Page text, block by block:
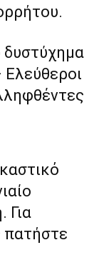
δυστύχημα
Για
πατήστε